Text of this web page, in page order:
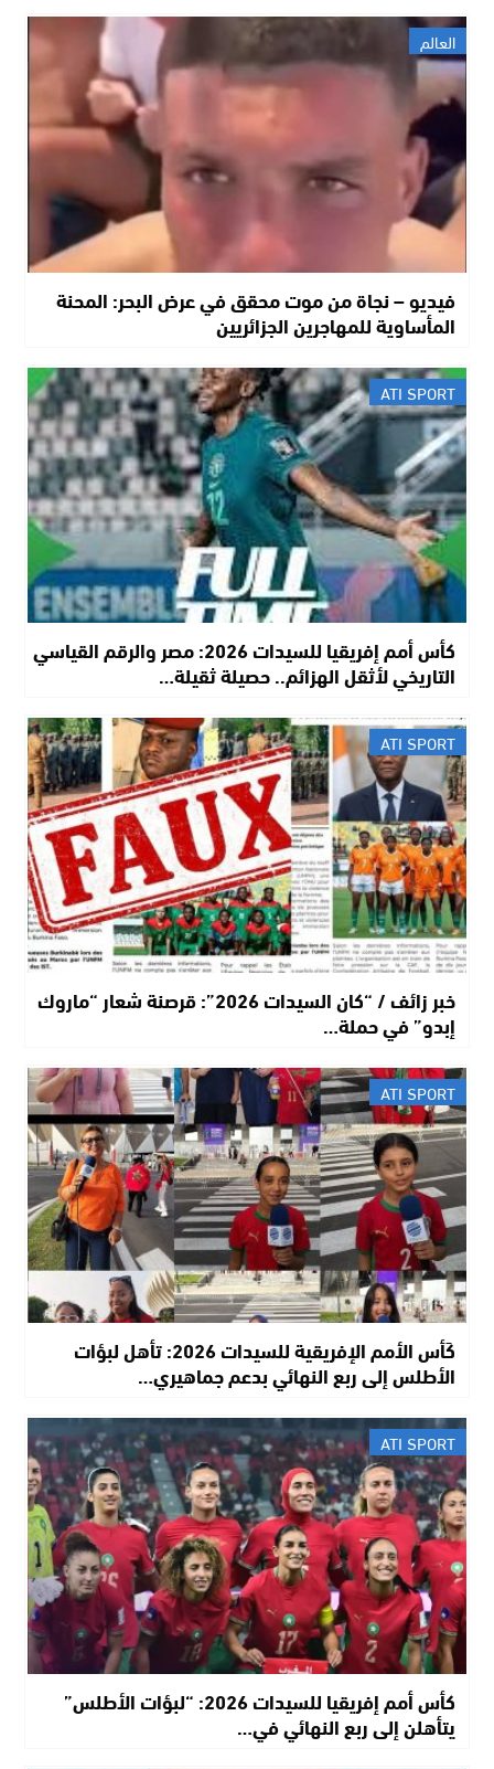
العالم
فيديو – نجاة من موت محقق في عرض البحر: المحنة
المأساوية للمهاجرين الجزائريين
ATI SPORT
كأس أمم إفريقيا للسيدات 2026: مصر والرقم القياسي
التاريخي لأثقل الهزائم.. حصيلة ثقيلة…
ATI SPORT
خبر زائف / “كان السيدات 2026”: قرصنة شعار “ماروك
إبدو” في حملة…
ATI SPORT
كَأس الأمم الإفريقية للسيدات 2026: تأهل لبؤات
الأطلس إلى ربع النهائي بدعم جماهيري…
ATI SPORT
كأس أمم إفريقيا للسيدات 2026: “لبؤات الأطلس”
يتأهلن إلى ربع النهائي في…